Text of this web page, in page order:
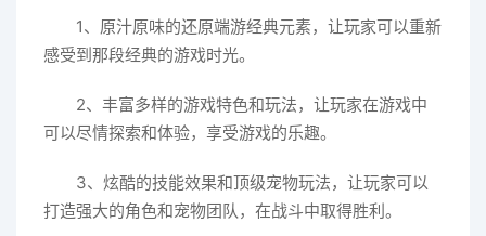
1、原汁原味的还原端游经典元素，让玩家可以重新
感受到那段经典的游戏时光。
2、丰富多样的游戏特色和玩法，让玩家在游戏中
可以尽情探索和体验，享受游戏的乐趣。
3、炫酷的技能效果和顶级宠物玩法，让玩家可以
打造强大的角色和宠物团队，在战斗中取得胜利。